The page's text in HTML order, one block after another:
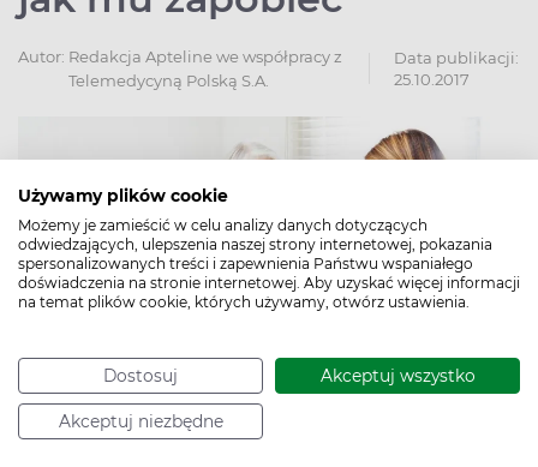
Używamy plików cookie
Możemy je zamieścić w celu analizy danych dotyczących
odwiedzających, ulepszenia naszej strony internetowej, pokazania
spersonalizowanych treści i zapewnienia Państwu wspaniałego
doświadczenia na stronie internetowej. Aby uzyskać więcej informacji
na temat plików cookie, których używamy, otwórz ustawienia.
Dostosuj Akceptuj wszystko
Akceptuj niezbędne
Autor: Redakcja Apteline we współpracy z
Telemedycyną Polską S.A.
Data publikacji:
25.10.2017